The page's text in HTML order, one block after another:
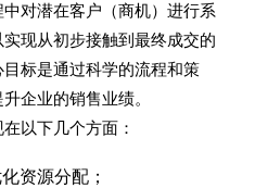
对潜在客户（商机）进行系
现从初步接触到最终成交的
标是通过科学的流程和策
企业的销售业绩。
以下几个方面：
化资源分配；